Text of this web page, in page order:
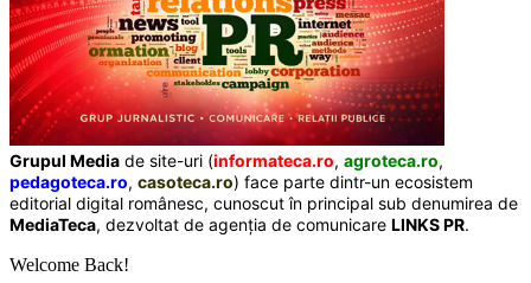
Grupul Media de site-uri (informateca.ro, agroteca.ro,
pedagoteca.ro, casoteca.ro) face parte dintr-un ecosistem
editorial digital românesc, cunoscut în principal sub denumirea de
MediaTeca, dezvoltat de agenția de comunicare LINKS PR.
Welcome Back!